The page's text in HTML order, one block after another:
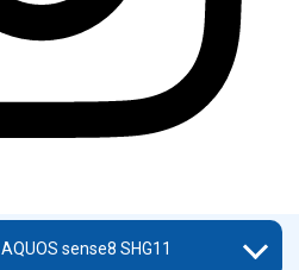
AQUOS sense8 SHG11